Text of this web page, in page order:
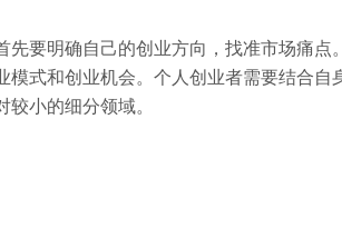
先要明确自己的创业方向，找准市场痛点
模式和创业机会。个人创业者需要结合
较小的细分领域。